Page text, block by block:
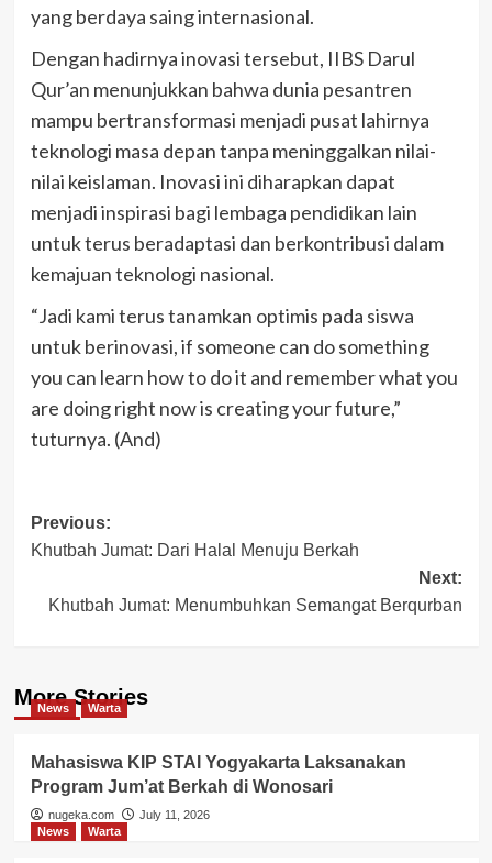
yang berdaya saing internasional.
Dengan hadirnya inovasi tersebut, IIBS Darul
Qur’an menunjukkan bahwa dunia pesantren
mampu bertransformasi menjadi pusat lahirnya
teknologi masa depan tanpa meninggalkan nilai-
nilai keislaman. Inovasi ini diharapkan dapat
menjadi inspirasi bagi lembaga pendidikan lain
untuk terus beradaptasi dan berkontribusi dalam
kemajuan teknologi nasional.
“Jadi kami terus tanamkan optimis pada siswa
untuk berinovasi, if someone can do something
you can learn how to do it and remember what you
are doing right now is creating your future,”
tuturnya. (And)
Post
navigation
Previous:
Khutbah Jumat: Dari Halal Menuju Berkah
Next:
Khutbah Jumat: Menumbuhkan Semangat Berqurban
More Stories
News Warta
Mahasiswa KIP STAI Yogyakarta Laksanakan
Program Jum’at Berkah di Wonosari
nugeka.com
July 11, 2026
News
Warta